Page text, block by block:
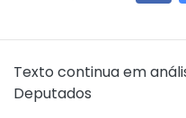
Texto continua em
Deputados